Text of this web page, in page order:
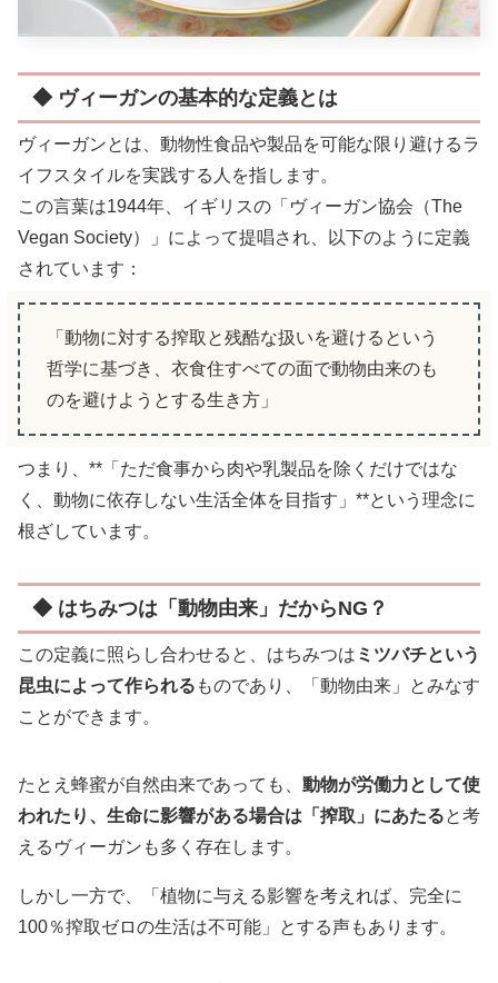
◆ ヴィーガンの基本的な定義とは
ヴィーガンとは、動物性食品や製品を可能な限り避けるラ
イフスタイルを実践する人を指します。
この言葉は1944年、イギリスの「ヴィーガン協会（The
Vegan Society）」によって提唱され、以下のように定義
されています：
「動物に対する搾取と残酷な扱いを避けるという
哲学に基づき、衣食住すべての面で動物由来のも
のを避けようとする生き方」
つまり、**「ただ食事から肉や乳製品を除くだけではな
く、動物に依存しない生活全体を目指す」**という理念に
根ざしています。
◆ はちみつは「動物由来」だからNG？
この定義に照らし合わせると、はちみつは ミツバチという
昆虫によって作られる ものであり、「動物由来」とみなす
ことができます。
たとえ蜂蜜が自然由来であっても、 動物が労働力として使
われたり、生命に影響がある場合は「搾取」にあたると考
えるヴィーガンも多く存在します。
しかし一方で、「植物に与える影響を考えれば、完全に
100％搾取ゼロの生活は不可能」とする声もあります。